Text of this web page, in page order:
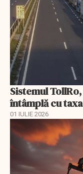
Sistemul
întâmplă cu
01 IULIE 2026